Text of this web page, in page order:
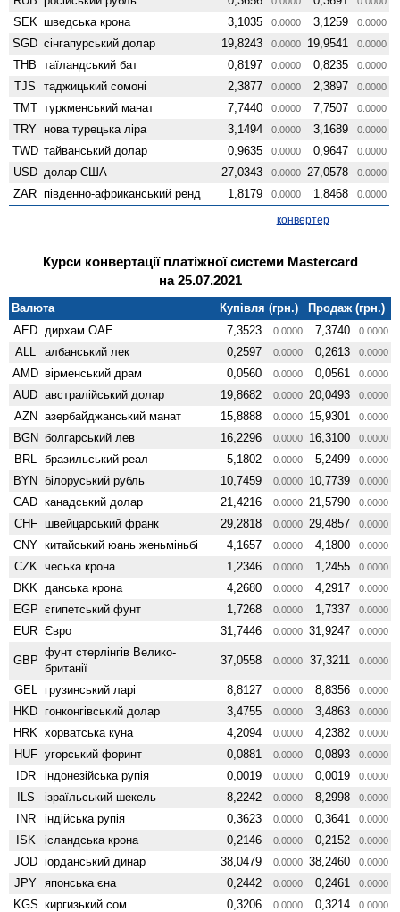
SEK шведська крона 3,1035 0.0000 3,1259 0.0000
SGD сінгапурський долар 19,8243 0.0000 19,9541 0.0000
THB таїландський бат 0,8197 0.0000 0,8235 0.0000
TJS таджицький сомоні 2,3877 0.0000 2,3897 0.0000
TMT туркменський манат 7,7440 0.0000 7,7507 0.0000
TRY нова турецька ліра 3,1494 0.0000 3,1689 0.0000
TWD тайванський долар 0,9635 0.0000 0,9647 0.0000
USD долар США 27,0343 0.0000 27,0578 0.0000
ZAR південно-африканський ренд 1,8179 0.0000 1,8468 0.0000
конвертер
Курси конвертації платіжної системи Mastercard
на 25.07.2021
Валюта Купівля (грн.)
Продаж (грн.)
AED дирхам ОАЕ 7,3523 0.0000 7,3740 0.0000
ALL албанський лек 0,2597 0.0000 0,2613 0.0000
AMD вiрменський драм 0,0560 0.0000 0,0561 0.0000
AUD австралійський долар 19,8682 0.0000 20,0493 0.0000
AZN азербайджанський манат 15,8888 0.0000 15,9301 0.0000
BGN болгарський лев 16,2296 0.0000 16,3100 0.0000
BRL бразильський реал 5,1802 0.0000 5,2499 0.0000
BYN білоруський рубль 10,7459 0.0000 10,7739 0.0000
CAD канадський долар 21,4216 0.0000 21,5790 0.0000
CHF швейцарський франк 29,2818 0.0000 29,4857 0.0000
CNY китайський юань женьмiньбi 4,1657 0.0000 4,1800 0.0000
CZK чеська крона 1,2346 0.0000 1,2455 0.0000
DKK данська крона 4,2680 0.0000 4,2917 0.0000
EGP єгипетський фунт 1,7268 0.0000 1,7337 0.0000
EUR Євро 31,7446 0.0000 31,9247 0.0000
GBP
фунт стерлінгів Велико­
британії
37,0558 0.0000 37,3211 0.0000
GEL грузинський ларі 8,8127 0.0000 8,8356 0.0000
HKD гонконгівський долар 3,4755 0.0000 3,4863 0.0000
HRK хорватська куна 4,2094 0.0000 4,2382 0.0000
HUF угорський форинт 0,0881 0.0000 0,0893 0.0000
IDR індонезійська рупія 0,0019 0.0000 0,0019 0.0000
ILS ізраїльський шекель 8,2242 0.0000 8,2998 0.0000
INR індійська рупія 0,3623 0.0000 0,3641 0.0000
ISK ісландська крона 0,2146 0.0000 0,2152 0.0000
JOD іорданський динар 38,0479 0.0000 38,2460 0.0000
JPY японська єна 0,2442 0.0000 0,2461 0.0000
KGS киргизький сом 0,3206 0.0000 0,3214 0.0000